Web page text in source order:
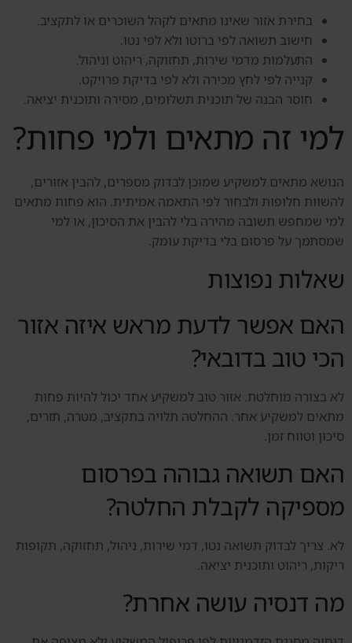
בחירת אזור שאינו מתאים לקהל השוכרים או לתקציב.
חישוב תשואה לפי ברוטו ולא לפי נטו.
התעלמות מדמי שירות, תחזוקה, ריהוט וניהול.
קנייה לפי לחץ מכירה ולא לפי בדיקת פרויקט.
חוסר הבנה של תוכנית תשלומים, מסירה ותוכנית יציאה.
למי זה מתאים ולמי פחות?
הנושא מתאים למשקיע שמוכן לבדוק מספרים, להבין אזורים,
להשוות חלופות ולבחור לפי התאמה אמיתית. הוא פחות מתאים
למי שמחפש תשובה מהירה בלי להבין את הסיכון, או למי
שמסתמך על פרסום בלי בדיקת עומק.
שאלות נפוצות
האם אפשר לדעת מראש איזה אזור
הכי טוב בדובאי?
לא בצורה מוחלטת. אזור טוב למשקיע אחד יכול להיות פחות
מתאים למשקיע אחר. ההחלטה תלויה בתקציב, מטרה, תזרים,
סיכון וטווח זמן.
האם תשואה גבוהה בפרסום
מספיקה לקבלת החלטה?
לא. צריך לבדוק תשואה נטו, דמי שירות, ניהול, תחזוקה, תקופות
ריקות, ריהוט ותוכנית יציאה.
מה דנסיה עושה אחרת?